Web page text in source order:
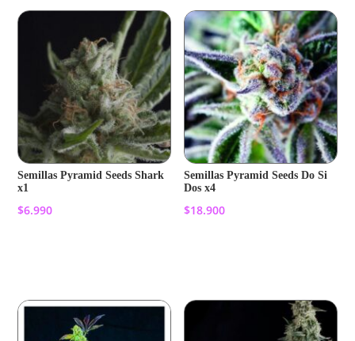
Semillas Pyramid Seeds Shark
x1
$6.990
Semillas Pyramid Seeds Do Si
Dos x4
$18.900